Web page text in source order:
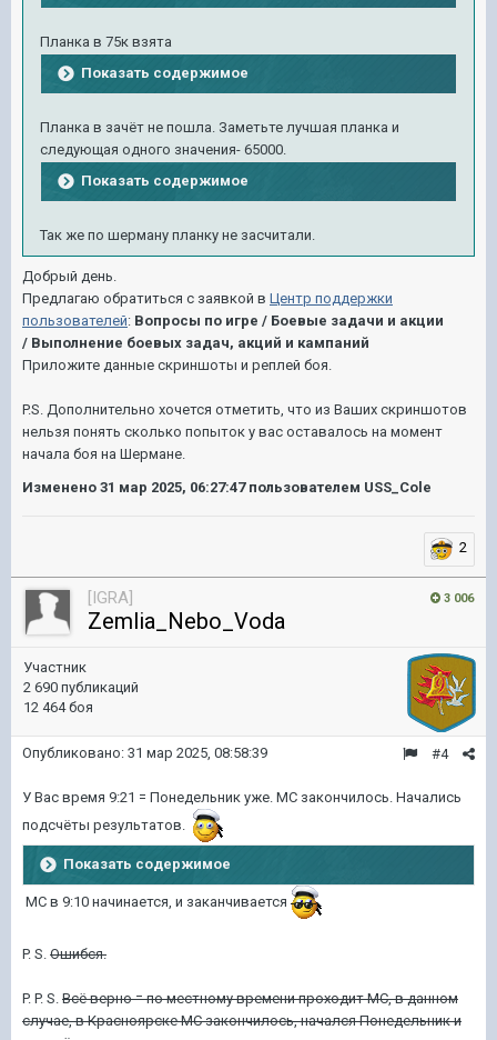
Планка в 75к взята
Показать содержимое
Планка в зачёт не пошла. Заметьте лучшая планка и
следующая одного значения- 65000.
Показать содержимое
Так же по шерману планку не засчитали.
Добрый день.
Предлагаю обратиться с заявкой в Центр поддержки
пользователей: Вопросы по игре / Боевые задачи и акции
/ Выполнение боевых задач, акций и кампаний
Приложите данные скриншоты и реплей боя.
P.S. Дополнительно хочется отметить, что из Ваших скриншотов
нельзя понять сколько попыток у вас оставалось на момент
начала боя на Шермане.
Изменено 31 мар 2025, 06:27:47пользователем USS_Cole
2
3 006
[IGRA]
Zemlia_Nebo_Voda
Участник
2 690 публикаций
12 464 боя
#4
Опубликовано: 31 мар 2025, 08:58:39
У Вас время 9:21 = Понедельник уже. МС закончилось. Начались
подсчёты результатов.
Показать содержимое
МС в 9:10 начинается, и заканчивается
P. S. Ошибся.
P. P. S. Всё верно = по местному времени проходит МС, в данном
случае, в Красноярске МС закончилось, начался Понедельник и